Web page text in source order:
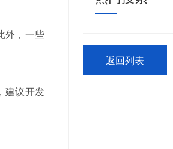
外，一些
建议开发
返回列表